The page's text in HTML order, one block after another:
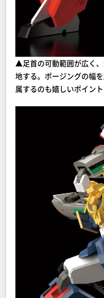
▲足首の可動範囲が広く
地する。ポージングの幅
属するのも嬉しいポイント